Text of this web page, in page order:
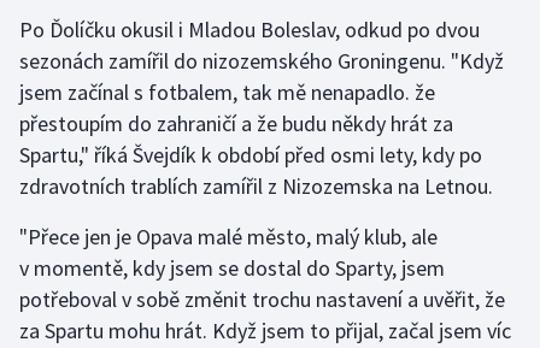
Plážový volejbal
Ragby
Rychlobruslení
Rychlostní kanoistika
Short track
Sportovní střelba
Po Ďolíčku okusil i Mladou Boleslav, odkud po dvou
sezonách zamířil do nizozemského Groningenu. "Když
jsem začínal s fotbalem, tak mě nenapadlo. že
přestoupím do zahraničí a že budu někdy hrát za
Spartu," říká Švejdík k období před osmi lety, kdy po
zdravotních trablích zamířil z Nizozemska na Letnou.
"Přece jen je Opava malé město, malý klub, ale
v momentě, kdy jsem se dostal do Sparty, jsem
potřeboval v sobě změnit trochu nastavení a uvěřit, že
za Spartu mohu hrát. Když jsem to přijal, začal jsem víc